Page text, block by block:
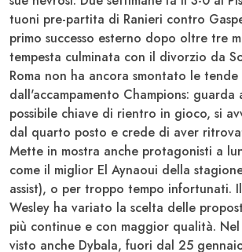
tuoni pre-partita di Ranieri contro
primo successo esterno dopo oltre tre
tempesta culminata con il divorzio da
Roma non ha ancora smontato le tende
dall'accampamento Champions: guarda
possibile chiave di rientro in gioco, si
dal quarto posto e crede di aver
Mette in mostra anche protagonisti a
come il miglior El Aynaoui della
assist), o per troppo tempo infortunati.
Wesley ha variato la scelta delle
più continue e con maggior qualità.
visto anche Dybala, fuori dal 25